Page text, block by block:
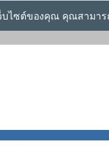
ไซต์ของคุณ คุณสามาร